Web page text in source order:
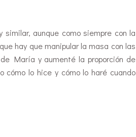
similar, aunque como siempre con la
hay que manipular la masa con las
María y aumenté la proporción de
cómo lo hice y cómo lo haré cuando